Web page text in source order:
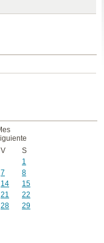
V
S
1
7
8
14
15
21
22
28
29